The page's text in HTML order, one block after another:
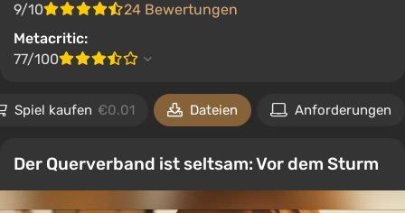
9/10
24 Bewertungen
Metacritic:
77/100
Spiel kaufen €0.01 Dateien Anforderungen
Der Querverband ist seltsam: Vor dem Sturm